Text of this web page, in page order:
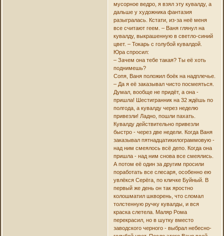
мусорное ведро, я взял эту кувалду, а
дальше у художника фантазия
разыгралась. Кстати, из-за неё меня
все считают геем. – Ваня глянул на
кувалду, выкрашенную в светло-синий
цвет. – Токарь с голубой кувалдой.
Юра спросил:
– Зачем она тебе такая? Ты её хоть
поднимешь?
Сопя, Ваня положил боёк на надплечье.
– Да я её заказывал чисто посмеяться.
Думал, вообще не придёт, а она -
пришла! Шестигранник на 32 ждёшь по
полгода, а кувалду через неделю
привезли! Ладно, пошли пахать.
Кувалду действительно привезли
быстро - через две недели. Когда Ваня
заказывал пятнадцатикилограммовую -
над ним смеялось всё депо. Когда она
пришла - над ним снова все смеялись.
А потом её один за другим просили
поработать все слесаря, особенно ею
увлёкся Серёга, по кличке Буйный. В
первый же день он так яростно
колошматил шкворень, что сломал
толстенную ручку кувалды, и вся
краска слетела. Маляр Рома
перекрасил, но в шутку вместо
заводского черного - выбрал небесно-